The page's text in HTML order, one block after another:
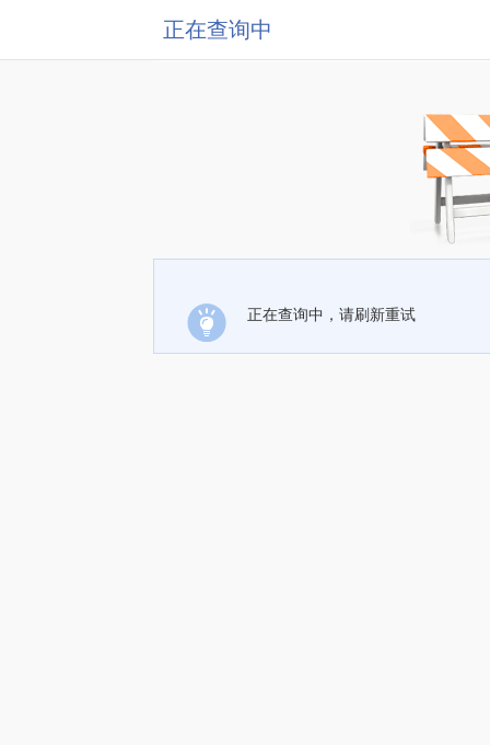
正在查询中
正在查询中，请刷新重试